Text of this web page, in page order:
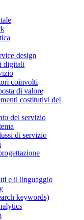
design
digitali
coinvolti
di valore
costitutivi del
del servizio
di servizio
e il linguaggio
keywords)